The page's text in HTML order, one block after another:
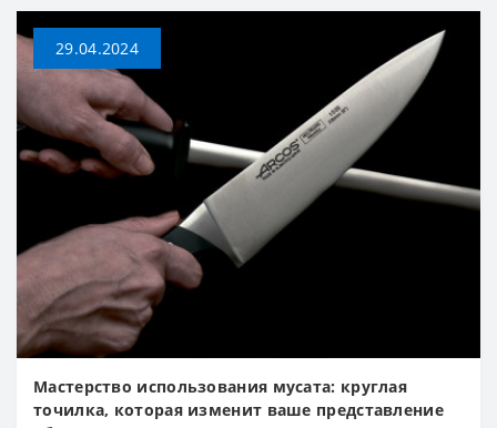
29.04.2024
Мастерство использования мусата: круглая
точилка, которая изменит ваше представление